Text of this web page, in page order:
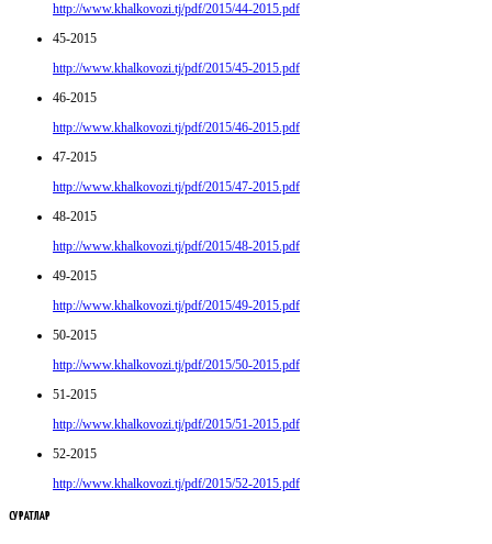
http://www.khalkovozi.tj/pdf/2015/44-2015.pdf
45-2015
http://www.khalkovozi.tj/pdf/2015/45-2015.pdf
46-2015
http://www.khalkovozi.tj/pdf/2015/46-2015.pdf
47-2015
http://www.khalkovozi.tj/pdf/2015/47-2015.pdf
48-2015
http://www.khalkovozi.tj/pdf/2015/48-2015.pdf
49-2015
http://www.khalkovozi.tj/pdf/2015/49-2015.pdf
50-2015
http://www.khalkovozi.tj/pdf/2015/50-2015.pdf
51-2015
http://www.khalkovozi.tj/pdf/2015/51-2015.pdf
52-2015
http://www.khalkovozi.tj/pdf/2015/52-2015.pdf
СУРАТЛАР